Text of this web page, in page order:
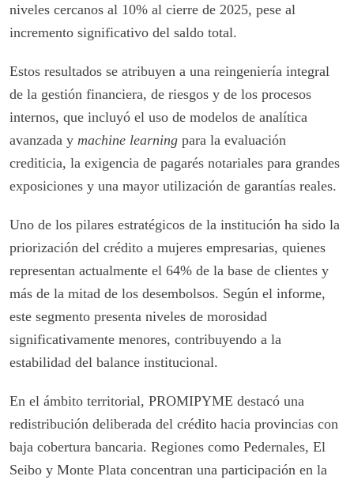
niveles cercanos al 10% al cierre de 2025, pese al
incremento significativo del saldo total.
Estos resultados se atribuyen a una reingeniería integral
de la gestión financiera, de riesgos y de los procesos
internos, que incluyó el uso de modelos de analítica
avanzada y machine learning para la evaluación
crediticia, la exigencia de pagarés notariales para grandes
exposiciones y una mayor utilización de garantías reales.
Uno de los pilares estratégicos de la institución ha sido la
priorización del crédito a mujeres empresarias, quienes
representan actualmente el 64% de la base de clientes y
más de la mitad de los desembolsos. Según el informe,
este segmento presenta niveles de morosidad
significativamente menores, contribuyendo a la
estabilidad del balance institucional.
En el ámbito territorial, PROMIPYME destacó una
redistribución deliberada del crédito hacia provincias con
baja cobertura bancaria. Regiones como Pedernales, El
Seibo y Monte Plata concentran una participación en la